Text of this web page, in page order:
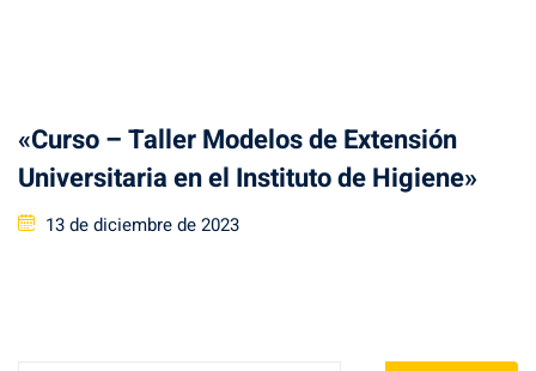
«Curso – Taller Modelos de Extensión
Universitaria en el Instituto de Higiene»
Posted
13 de diciembre de 2023